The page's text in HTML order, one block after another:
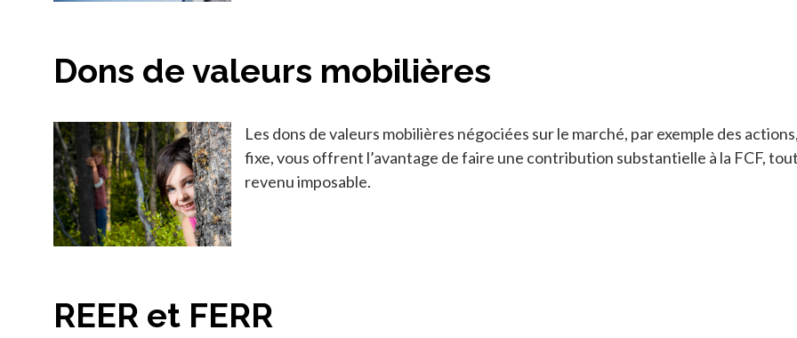
Dons de valeurs mobilières
Les dons de valeurs mobilières négociées sur le marché, par exemple des
fixe, vous offrent l’avantage de faire une contribution substantielle à la FCF,
revenu imposable.
REER et FERR